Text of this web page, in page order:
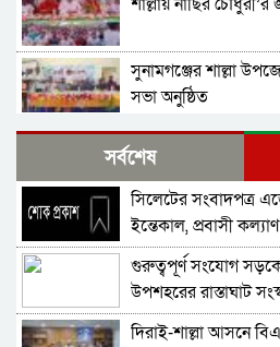
শাল্লায় নাছির
সুনামগঞ্জের শাল্লা
সভা অনুষ্ঠিত
দিরাইয়ে মাওলানা
প্রতিবাদে বিক্ষোভ
শাল্লায় স্বেচ্চায়
মানবিক নেটওয়ার্ক
শাল্লায় বিএনপির
নাশকতার মামলায়
সর্বশেষ
সিলেটের সংবাদপত্র
ইন্তেকাল, প্রবাসী
শোক
গুরুত্বপূর্ণ সংযোগ
উপশহরের রাস্তাঘাট
দিরাই-শাল্লা আসনে